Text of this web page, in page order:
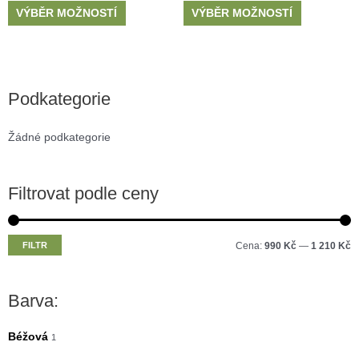
Podkategorie
Žádné podkategorie
Filtrovat podle ceny
FILTR Cena: 990 Kč — 1 210 Kč
Barva:
Béžová 1
VÝBĚR MOŽNOSTÍ VÝBĚR MOŽNOSTÍ